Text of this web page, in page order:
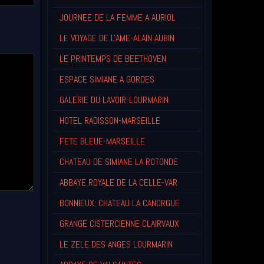
JOURNEE DE LA FEMME A AURIOL
LE VOYAGE DE L'AME-ALAIN AUBIN
LE PRINTEMPS DE BEETHOVEN
ESPACE SIMIANE A GORDES
GALERIE DU LAVOIR-LOURMARIN
HOTEL RADISSON-MARSEILLE
FETE BLEUE-MARSEILLE
CHATEAU DE SIMIANE LA ROTONDE
ABBAYE ROYALE DE LA CELLE-VAR
BONNIEUX: CHATEAU LA CANORGUE
GRANGE CISTERCIENNE CLAIRVAUX
LE ZELE DES ANGES LOURMARIN